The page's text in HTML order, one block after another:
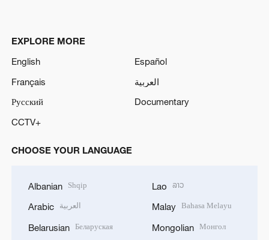
EXPLORE MORE
English
Español
Français
العربية
Русский
Documentary
CCTV+
CHOOSE YOUR LANGUAGE
Albanian Shqip
Arabic العربية
Belarusian Беларуская
Lao ລາວ
Malay Bahasa Melayu
Mongolian Монгол